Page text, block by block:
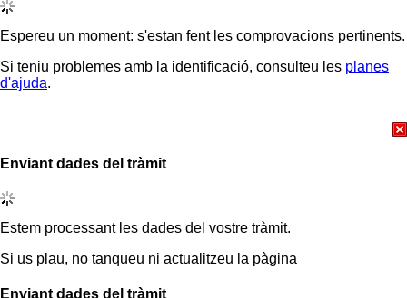
Espereu un moment: s'estan fent les comprovacions pertinents.
Si teniu problemes amb la identificació, consulteu les planes
d'ajuda.
Enviant dades del tràmit
Estem processant les dades del vostre tràmit.
Si us plau, no tanqueu ni actualitzeu la pàgina
Enviant dades del tràmit